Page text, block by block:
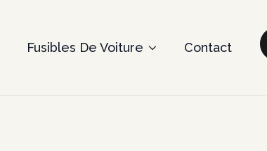
Fusibles De Voiture Contact